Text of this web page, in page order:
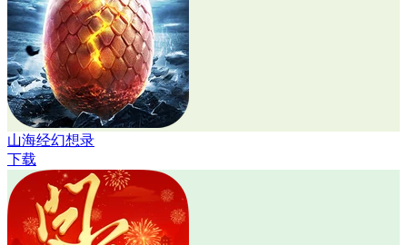
山海经幻想录
下载